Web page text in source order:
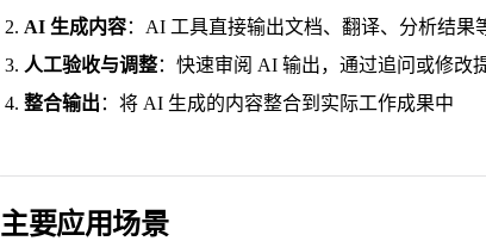
AI 生成内容：AI 工具直接输出文档、翻译、分析结果
人工验收与调整：快速审阅 AI 输出，通过追问或修改
整合输出 ：将 AI 生成的内容整合到实际工作成果中
主要应用场景